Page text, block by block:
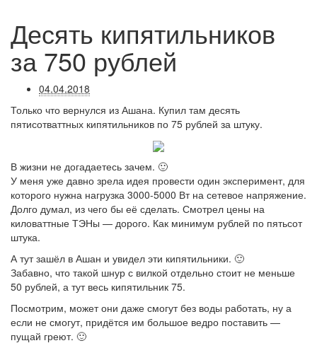
Десять кипятильников
за 750 рублей
04.04.2018
Только что вернулся из Ашана. Купил там десять
пятисотваттных кипятильников по 75 рублей за штуку.
В жизни не догадаетесь зачем. 🙂
У меня уже давно зрела идея провести один эксперимент, для
которого нужна нагрузка 3000-5000 Вт на сетевое напряжение.
Долго думал, из чего бы её сделать. Смотрел цены на
киловаттные ТЭНы — дорого. Как минимум рублей по пятьсот
штука.
А тут зашёл в Ашан и увидел эти кипятильники. 🙂
Забавно, что такой шнур с вилкой отдельно стоит не меньше
50 рублей, а тут весь кипятильник 75.
Посмотрим, может они даже смогут без воды работать, ну а
если не смогут, придётся им большое ведро поставить —
пущай греют. 🙂